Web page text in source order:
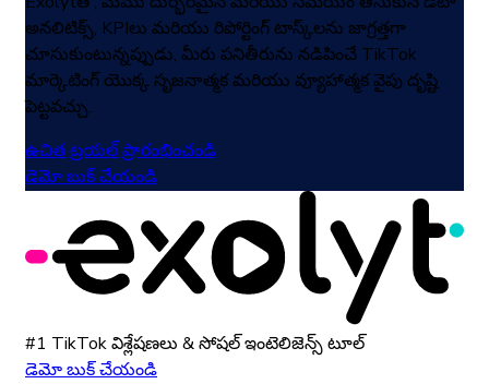
అనలిటిక్స్, KPIలు మరియు రిపోర్టింగ్ టాస్క్‌లను జాగ్రత్తగా
చూసుకుంటున్నప్పుడు, మీరు పనితీరును నడిపించే TikTok
మార్కెటింగ్ యొక్క సృజనాత్మక మరియు వ్యూహాత్మక వైపు దృష్టి
పెట్టవచ్చు.
ఉచిత ట్రయల్ ప్రారంభించండి
డెమో బుక్ చేయండి
#1 TikTok విశ్లేషణలు & సోషల్ ఇంటెలిజెన్స్ టూల్
డెమో బుక్ చేయండి